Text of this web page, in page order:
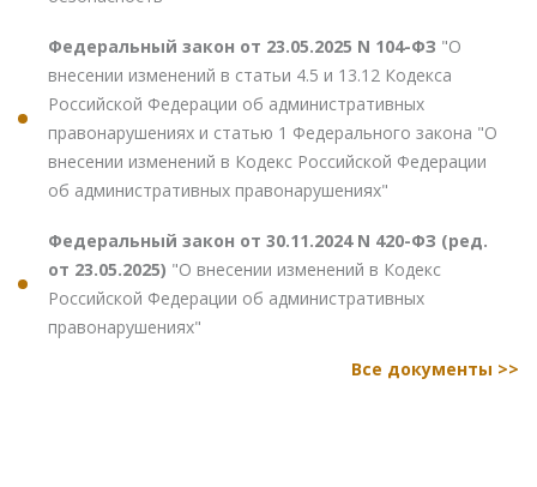
Федеральный закон от 23.05.2025 N 104-ФЗ "О
внесении изменений в статьи 4.5 и 13.12 Кодекса
Российской Федерации об административных
правонарушениях и статью 1 Федерального закона "О
внесении изменений в Кодекс Российской Федерации
об административных правонарушениях"
Федеральный закон от 30.11.2024 N 420-ФЗ (ред.
от 23.05.2025) "О внесении изменений в Кодекс
Российской Федерации об административных
правонарушениях"
Все документы >>